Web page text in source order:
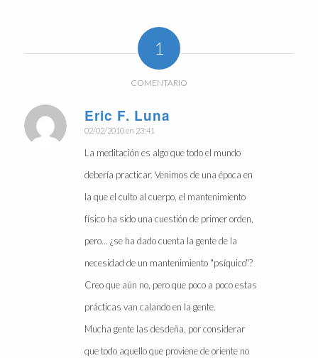
1
COMENTARIO
Eric F. Luna
Dice:
02/02/2010 en 23:41
La meditación es algo que todo el mundo
debería practicar. Venimos de una época en
la que el culto al cuerpo, el mantenimiento
físico ha sido una cuestión de primer orden,
pero… ¿se ha dado cuenta la gente de la
necesidad de un mantenimiento "psíquico"?
Creo que aún no, pero que poco a poco estas
prácticas van calando en la gente.
Mucha gente las desdeña, por considerar
que todo aquello que proviene de oriente no